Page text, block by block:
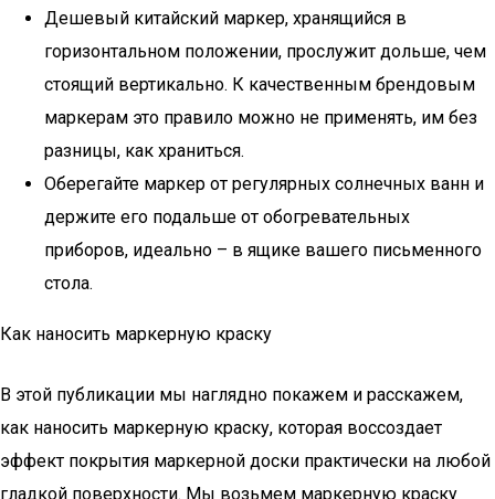
Дешевый китайский маркер, хранящийся в
горизонтальном положении, прослужит дольше, чем
стоящий вертикально. К качественным брендовым
маркерам это правило можно не применять, им без
разницы, как храниться.
Оберегайте маркер от регулярных солнечных ванн и
держите его подальше от обогревательных
приборов, идеально – в ящике вашего письменного
стола.
Как наносить маркерную краску
В этой публикации мы наглядно покажем и расскажем,
как наносить маркерную краску, которая воссоздает
эффект покрытия маркерной доски практически на любой
гладкой поверхности. Мы возьмем маркерную краску